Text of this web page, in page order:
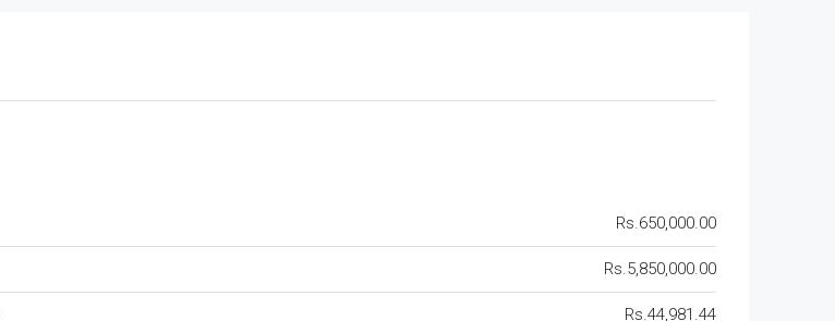
Rs.650,000.00
Rs.5,850,000.00
Rs.44,981.44